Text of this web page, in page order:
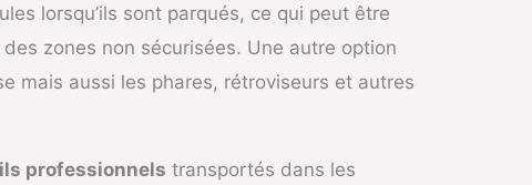
lorsqu’ils sont parqués, ce qui peut être
zones non sécurisées. Une autre option
mais aussi les phares, rétroviseurs et autres
professionnels transportés dans les